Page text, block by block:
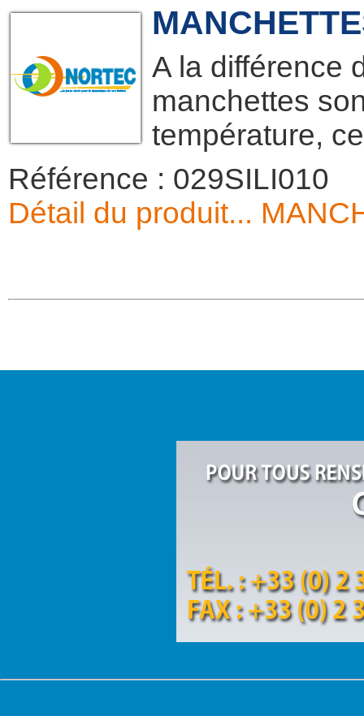
A la différence
manchettes
température,
Référence : 029SILI010
Détail du produit...